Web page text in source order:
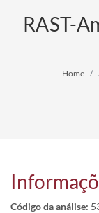
RAST-
Home
Código da análise: